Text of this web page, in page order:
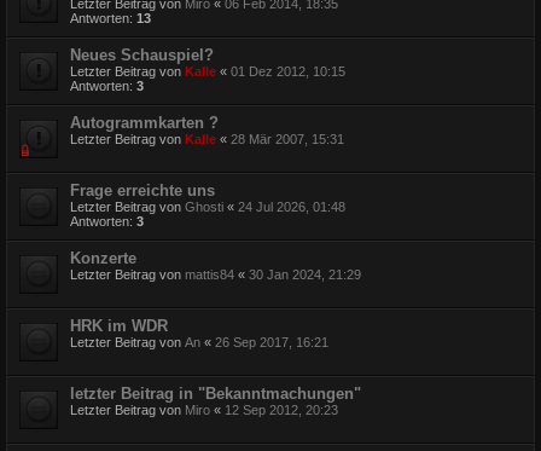
Letzter Beitrag von Miro « 06 Feb 2014, 18:35
Antworten: 13
Neues Schauspiel?
Letzter Beitrag von Kalle « 01 Dez 2012, 10:15
Antworten: 3
Autogrammkarten ?
Letzter Beitrag von Kalle « 28 Mär 2007, 15:31
Frage erreichte uns
Letzter Beitrag von Ghosti « 24 Jul 2026, 01:48
Antworten: 3
Konzerte
Letzter Beitrag von mattis84 « 30 Jan 2024, 21:29
HRK im WDR
Letzter Beitrag von An « 26 Sep 2017, 16:21
letzter Beitrag in "Bekanntmachungen"
Letzter Beitrag von Miro « 12 Sep 2012, 20:23